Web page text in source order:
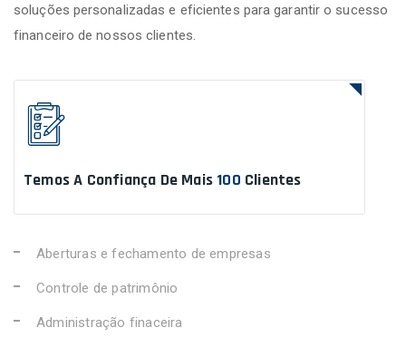
soluções personalizadas e eficientes para garantir o sucesso
financeiro de nossos clientes.
Temos A Confiança De Mais 100 Clientes
Aberturas e fechamento de empresas
Controle de patrimônio
Administração finaceira